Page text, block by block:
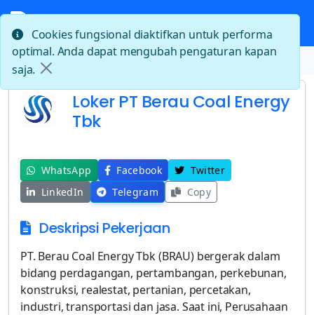
Beranda Loker PT Berau Coal Energy Tbk
Loker PT Berau Coal Energy
Tbk
WhatsApp Facebook
Twitter
LinkedIn
Telegram Copy
Deskripsi Pekerjaan
PT. Berau Coal Energy Tbk (BRAU) bergerak dalam
bidang perdagangan, pertambangan, perkebunan,
konstruksi, realestat, pertanian, percetakan,
industri, transportasi dan jasa. Saat ini, Perusahaan
Cookies fungsional diaktifkan untuk performa
optimal. Anda dapat mengubah pengaturan kapan
saja.